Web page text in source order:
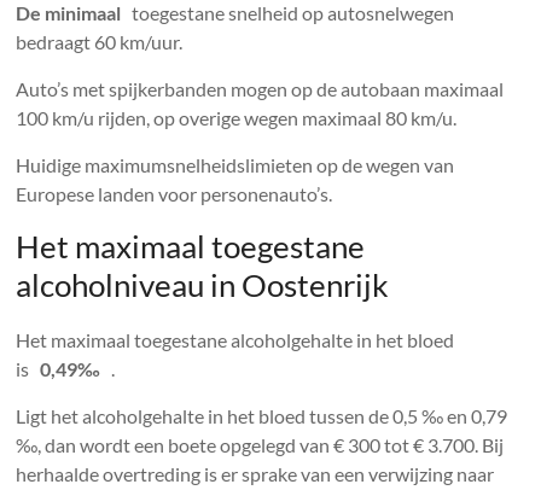
De minimaal toegestane snelheid op autosnelwegen
bedraagt ​​60 km/uur.
Auto’s met spijkerbanden mogen op de autobaan maximaal
100 km/u rijden, op overige wegen maximaal 80 km/u.
Huidige maximumsnelheidslimieten op de wegen van
Europese landen voor personenauto’s.
Het maximaal toegestane
alcoholniveau in Oostenrijk
Het maximaal toegestane alcoholgehalte in het bloed
is0,49‰ .
Ligt het alcoholgehalte in het bloed tussen de 0,5 ‰ en 0,79
‰, dan wordt een boete opgelegd van € 300 tot € 3.700. Bij
herhaalde overtreding is er sprake van een verwijzing naar